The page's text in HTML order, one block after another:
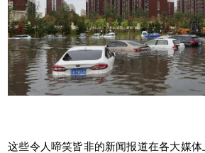
这些令人啼笑皆非的新闻报道在各大媒体